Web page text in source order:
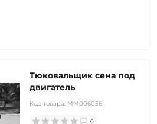
Тюковальщик сена под
двигатель
Код товара: MM006056
4